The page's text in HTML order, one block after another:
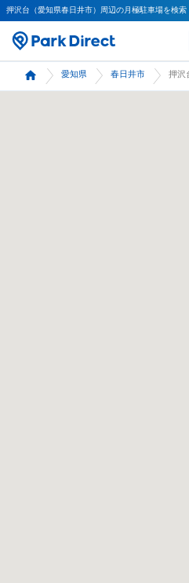
押沢台（愛知県春日井市）周辺の月極駐車場を検索
愛知県 春日井市 押沢